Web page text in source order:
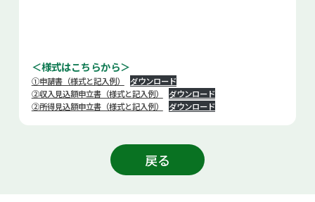
＜様式はこちらから＞
①申請書（様式と記入例）
ダウンロード
②収入見込額申立書（様式と記入例）
ダウンロード
②所得見込額申立書（様式と記入例）
ダウンロード
戻る